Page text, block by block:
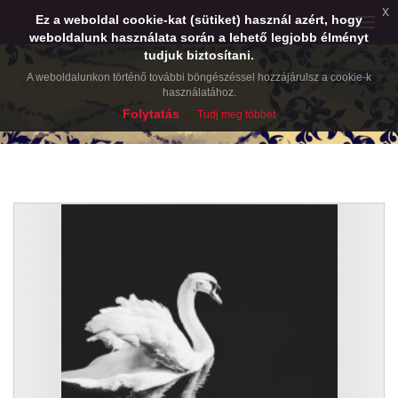
Toggle
Ez a weboldal cookie-kat (sütiket) használ azért, hogy
weboldalunk használata során a lehető legjobb élményt
tudjuk biztosítani.
A weboldalunkon történő további böngészéssel hozzájárulsz a cookie-k
használatához.
Folytatás Tudj meg többet
x